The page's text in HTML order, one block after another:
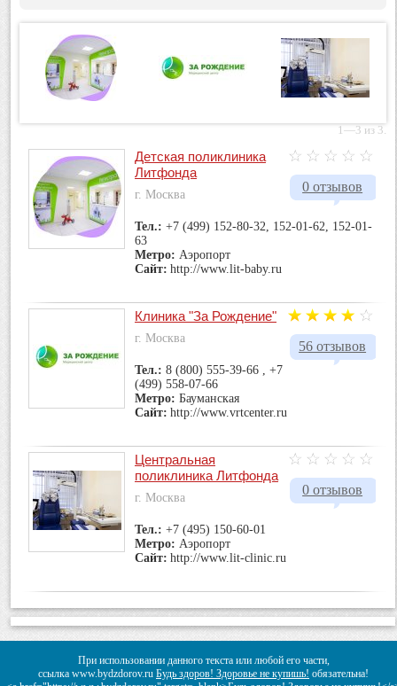
1—3 из 3.
0 отзывов
Детская поликлиника
Литфонда
г. Москва
Тел.: +7 (499) 152-80-32, 152-01-62, 152-01-
63
Метро: Аэропорт
Сайт: http://www.lit-baby.ru
56 отзывов
Клиника "За Рождение"
г. Москва
Тел.: 8 (800) 555-39-66 , +7
(499) 558-07-66
Метро: Бауманская
Сайт: http://www.vrtcenter.ru
0 отзывов
Центральная
поликлиника Литфонда
г. Москва
Тел.: +7 (495) 150-60-01
Метро: Аэропорт
Сайт: http://www.lit-clinic.ru
При использовании данного текста или любой его части,
ссылка www.bydzdorov.ru Будь здоров! Здоровье не купишь! обязательна!